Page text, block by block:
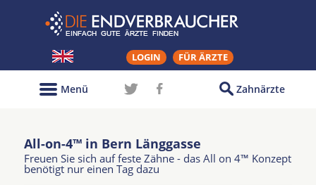
LOGIN FÜR ÄRZTE
Zahnärzte
Menü
All-on-4™ in Bern Länggasse
Freuen Sie sich auf feste Zähne - das All on 4™ Konzept
benötigt nur einen Tag dazu